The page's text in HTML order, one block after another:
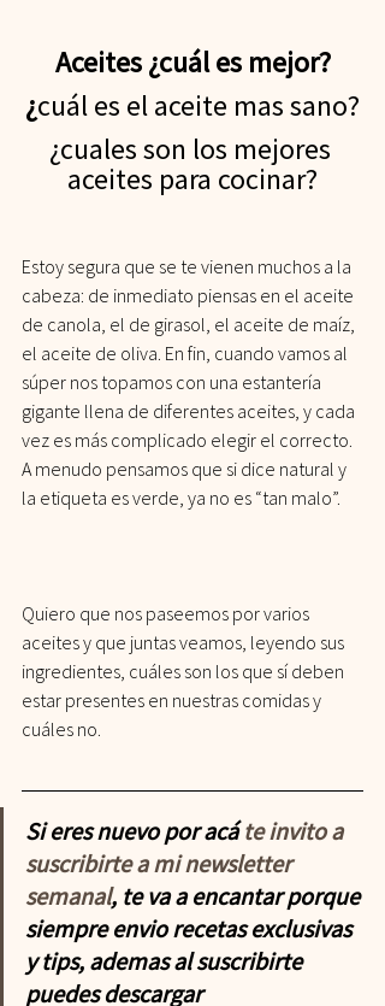
Aceites ¿cuál es mejor?
¿cuál es el aceite mas sano?
¿cuales son los mejores
aceites para cocinar?
Estoy segura que se te vienen muchos a la
cabeza: de inmediato piensas en el aceite
de canola, el de girasol, el aceite de maíz,
el aceite de oliva. En fin, cuando vamos al
súper nos topamos con una estantería
gigante llena de diferentes aceites, y cada
vez es más complicado elegir el correcto.
A menudo pensamos que si dice natural y
la etiqueta es verde, ya no es “tan malo”.
Quiero que nos paseemos por varios
aceites y que juntas veamos, leyendo sus
ingredientes, cuáles son los que sí deben
estar presentes en nuestras comidas y
cuáles no.
Si eres nuevo por acá te invito a
suscribirte a mi newsletter
semanal, te va a encantar porque
siempre envio recetas exclusivas
y tips, ademas al suscribirte
puedes descargar